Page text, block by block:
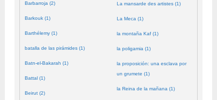
Barbarroja (2)
Barkouk (1)
Barthélemy (1)
batalla de las pirámides (1)
Batn-el-Bakarah (1)
Battal (1)
Beirut (2)
La mansarde des artistes (1)
La Meca (1)
la montaña Kaf (1)
la poligamia (1)
la proposición: una esclava por
un grumete (1)
la Reina de la mañana (1)